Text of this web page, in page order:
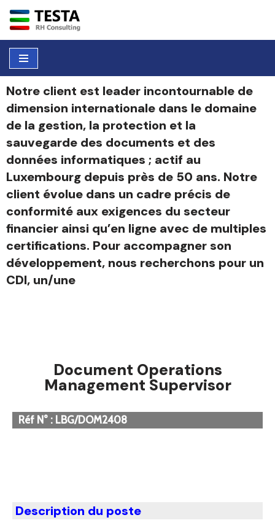
Aller
au
contenu
Notre client est leader incontournable de
dimension internationale dans le domaine
de la gestion, la protection et la
sauvegarde des documents et des
données informatiques ; actif au
Luxembourg depuis près de 50 ans. Notre
client évolue dans un cadre précis de
conformité aux exigences du secteur
financier ainsi qu’en ligne avec de multiples
certifications. Pour accompagner son
développement, nous recherchons pour un
CDI, un/une
Document Operations
Management Supervisor
Réf N° : LBG/DOM2408
Description du poste